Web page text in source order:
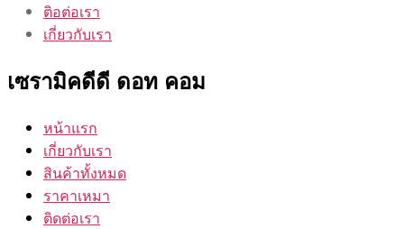
ติอต่อเรา
เกี่ยวกับเรา
เซรามิคดีดี ดอท คอม
หน้าแรก
เกี่ยวกับเรา
สินค้าทั้งหมด
ราคาเหมา
ติดต่อเรา